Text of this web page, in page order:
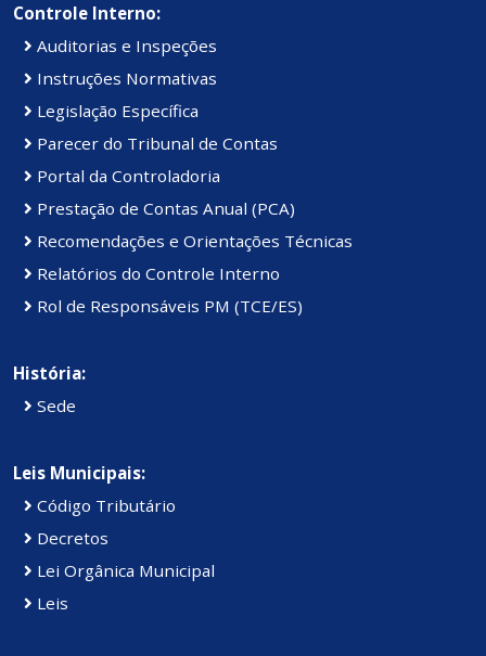
Controle Interno:
Auditorias e Inspeções
Instruções Normativas
Legislação Específica
Parecer do Tribunal de Contas
Portal da Controladoria
Prestação de Contas Anual (PCA)
Recomendações e Orientações Técnicas
Relatórios do Controle Interno
Rol de Responsáveis PM (TCE/ES)
História:
Sede
Leis Municipais:
Código Tributário
Decretos
Lei Orgânica Municipal
Leis